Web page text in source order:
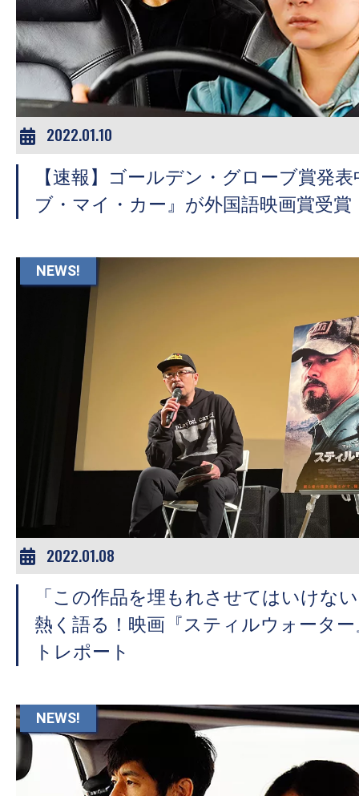
2022.01.10
【速報】ゴールデン・グローブ賞発
ブ・マイ・カー』が外国語映画賞受賞
NEWS!
2022.01.08
「この作品を埋もれさせてはいけな
熱く語る！映画『スティルウォータ
トレポート
NEWS!